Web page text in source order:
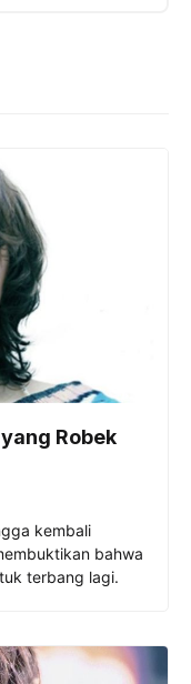
Robek
kembali
bahwa
terbang lagi.